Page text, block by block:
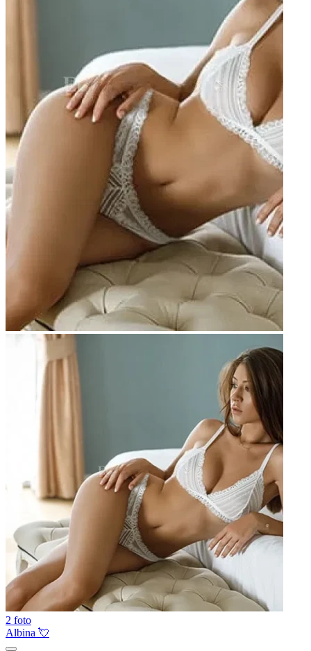
2 foto
Albina 💘